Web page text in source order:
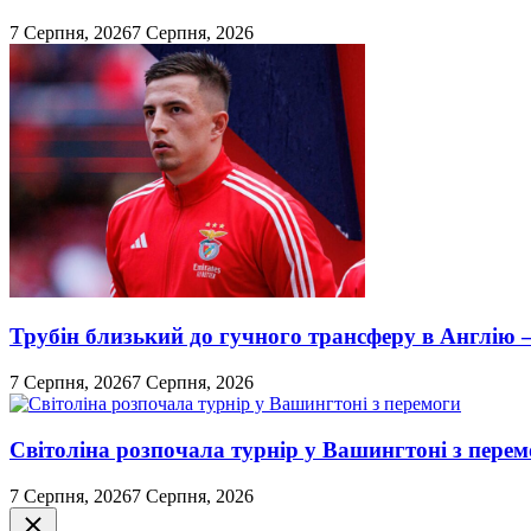
7 Серпня, 20267 Серпня, 2026
Трубін близький до гучного трансферу в Англію
7 Серпня, 20267 Серпня, 2026
Світоліна розпочала турнір у Вашингтоні з
7 Серпня, 20267 Серпня, 2026
Закрити